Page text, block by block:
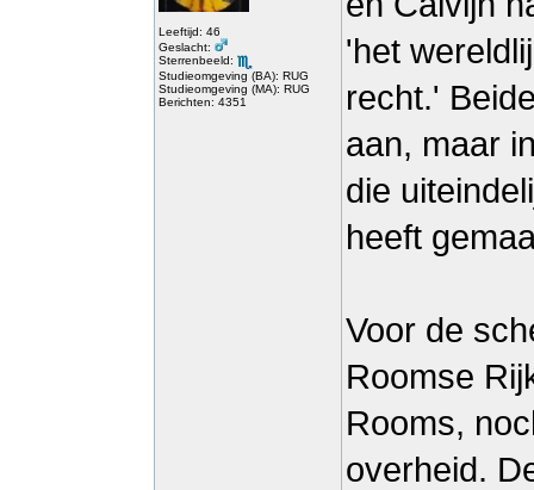
Leeftijd: 46
Geslacht:
Sterrenbeeld:
Studieomgeving (BA): RUG
Studieomgeving (MA): RUG
Berichten: 4351
'het
recht.'
aan, maar
die
heeft
Voor de
Roomse
Rooms,
overheid.